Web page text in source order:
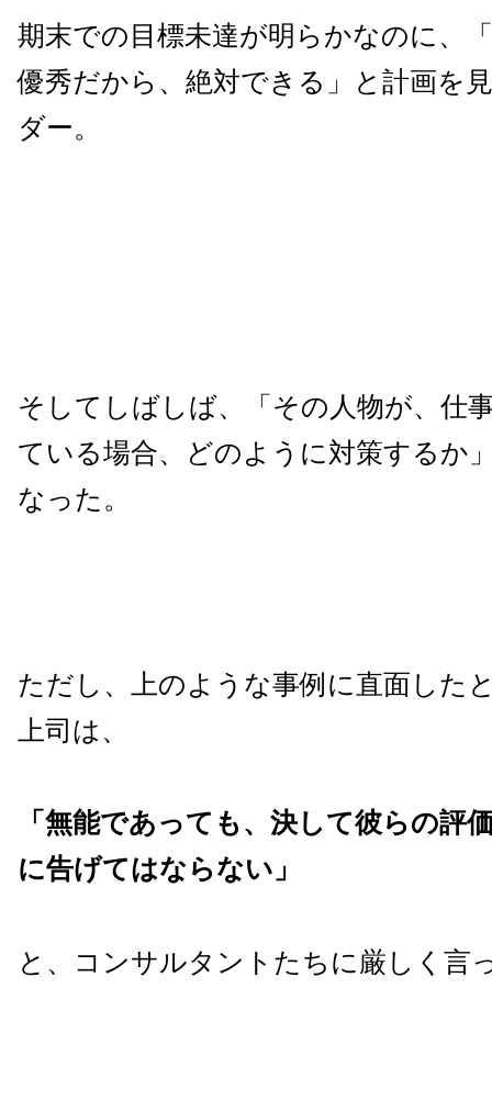
期末での目標未達が明らかなのに、
優秀だから、絶対できる」と計画を
ダー。
そしてしばしば、「その人物が、仕
ている場合、どのように対策するか
なった。
ただし、上のような事例に直面した
上司は、
「無能であっても、決して彼らの評
に告げてはならない」
と、コンサルタントたちに厳しく言